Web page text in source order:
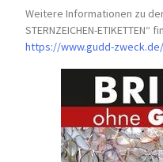
Weitere Informationen zu
STERNZEICHEN-ETIKETTEN“
https://www.gudd-